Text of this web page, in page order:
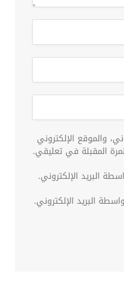
والموقع الإلكتروني
المقبلة في تعليقي.
البريد الإلكتروني.
البريد الإلكتروني.